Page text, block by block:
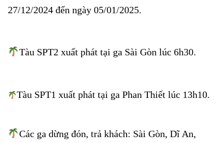
27/12/2024 đến ngày 05/01/2025.
Tàu SPT2 xuất phát tại ga Sài Gòn lúc 6h30.
Tàu SPT1 xuất phát tại ga Phan Thiết lúc 13h10.
Các ga dừng đón, trả khách: Sài Gòn, Dĩ An,